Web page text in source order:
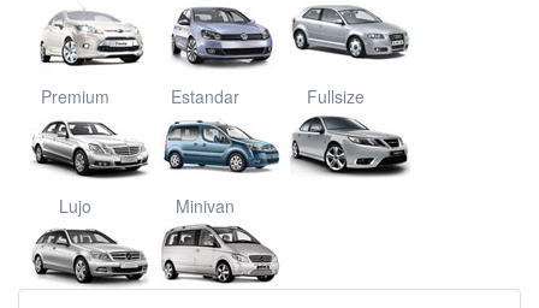
Premium Estandar Fullsize
Lujo Minivan